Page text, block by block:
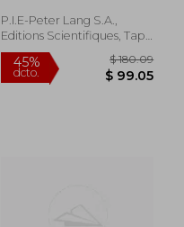
(1919-1975) (en
Francés)
Stanislas
P.I.E-Peter Lang S.A.,
Editions Scientifiques, Tapa
Blanda, Nuevo